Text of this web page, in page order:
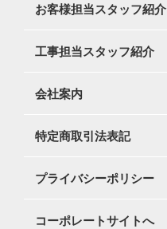
お客様担当スタッフ紹介
工事担当スタッフ紹介
会社案内
特定商取引法表記
プライバシーポリシー
コーポレートサイトへ